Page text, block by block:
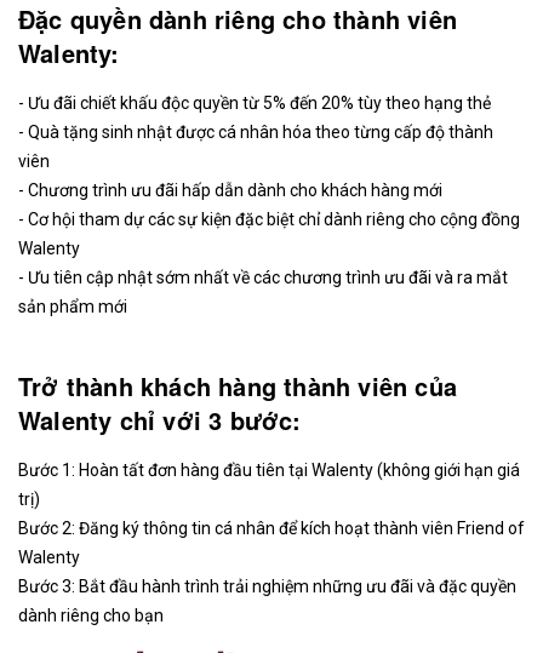
Đặc quyền dành riêng cho thành viên
Walenty:
- Ưu đãi chiết khấu độc quyền từ 5% đến 20% tùy theo hạng thẻ
- Quà tặng sinh nhật được cá nhân hóa theo từng cấp độ thành
viên
- Chương trình ưu đãi hấp dẫn dành cho khách hàng mới
- Cơ hội tham dự các sự kiện đặc biệt chỉ dành riêng cho cộng đồng
Walenty
- Ưu tiên cập nhật sớm nhất về các chương trình ưu đãi và ra mắt
sản phẩm mới
Trở thành khách hàng thành viên của
Walenty chỉ với 3 bước:
Bước 1: Hoàn tất đơn hàng đầu tiên tại Walenty (không giới hạn giá
trị)
Bước 2: Đăng ký thông tin cá nhân để kích hoạt thành viên Friend of
Walenty
Bước 3: Bắt đầu hành trình trải nghiệm những ưu đãi và đặc quyền
dành riêng cho bạn